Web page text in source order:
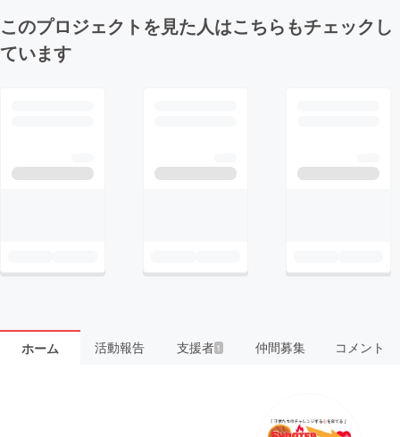
このプロジェクトを見た人はこちらもチェックし
ています
ホーム 活動報告 支援者 1 仲間募集 コメント